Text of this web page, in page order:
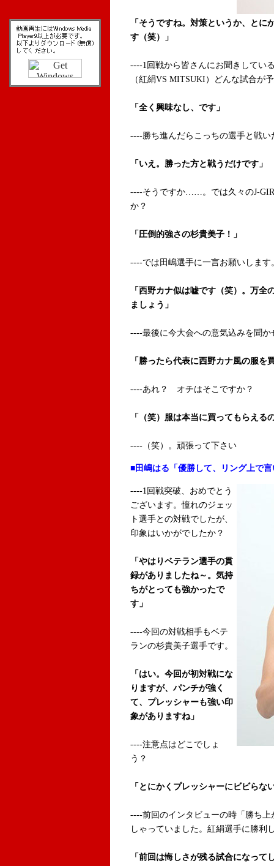
「そうですね。対策というか、と
す（笑）」
----1回戦から皆さんにお聞きしている
（紅絹VS MITSUKI）どんな試合が
「全く興味なし、です」
----勝ち進んだらこっちの選手と戦
「いえ。勝った方と戦うだけです」
----そうですか……。では久々のJ-
か？
「圧倒的強さの杉貴美子！」
----では田嶋選手に一言お願いします
「西野カナ似は嘘です（笑）。万
ましょう」
----最後に今大会への意気込みを聞か
「勝ったら代表に西野カナ風の服を
----あれ？ オチはそこですか？
「（笑）服は本当に買ってもらえる
----（笑）。頑張って下さい
■田嶋はる「優勝して、リング上で
----1回戦突破、おめでとう
ございます。憧れのジェッ
ト選手との対戦でしたが、
印象はいかがでしたか？
「やはりベテラン選手の貫
録がありましたね～。気持
ちがとっても強かったで
す」
----今回の対戦相手もベテ
ランの杉貴美子選手です。
「はい。今回が初対戦にな
りますが、パンチが強く
て、プレッシャーも強い印
象がありますね」
----注意点はどこでしょ
う？
「とにかくプレッシャーにビビら
----前回のインタビューの時「勝ち
しゃっていました。紅絹選手に勝利
「前回は悔しさが残る試合になっ